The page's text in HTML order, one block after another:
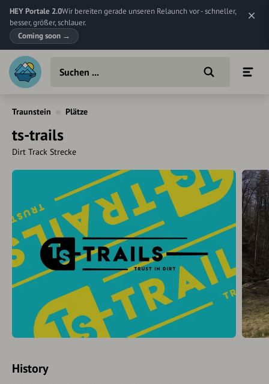
HEY Portale 2.0Wir bereiten gerade unseren Relaunch vor - schneller,
besser, größer, schlauer.
Coming soon →
Traunstein Plätze
ts-trails
Dirt Track Strecke
History